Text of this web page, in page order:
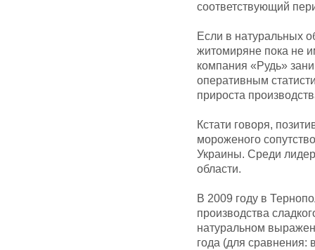
соответствующий
Если в натуральных
житомиряне пока не
компания «Рудь»
оперативным
прироста
Кстати говоря,
мороженого
Украины. Среди
области.
В 2009 году в
производства
натуральном
года (для сравнения: